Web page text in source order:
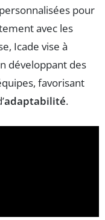
pour
avec les
Icade vise à
développant des
favorisant
adaptabilité.